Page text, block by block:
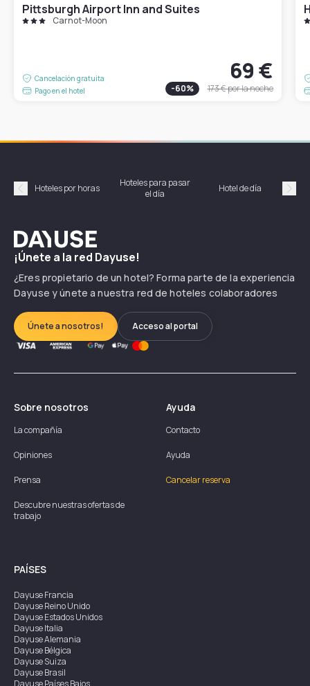
Pittsburgh Airport Inn and Suites
Carnot-Moon
Cancelación gratuita
Pago en el hotel
69 €
-60% 173 €por la noche
Précédent
Hoteles por horas
Hoteles para pasar
el día
Hotel de día
Dayuse
¡Únete a la red Dayuse!
¿Eres propietario de un hotel? Forma parte de la experiencia
Dayuse y únete a nuestra red de hoteles colaboradores
Únete a nosotros! Acceso al portal
Sobre nosotros
La compañía
Opiniones
Prensa
Descubre nuestras ofertas de
trabajo
Ayuda
Contacto
Ayuda
Cancelar reserva
PAÍSES
DayuseFrancia
DayuseReino Unido
DayuseEstados Unidos
DayuseItalia
DayuseAlemania
DayuseBélgica
DayuseSuiza
DayuseBrasil
DayusePaíses Bajos